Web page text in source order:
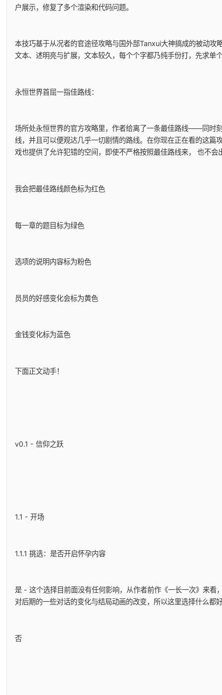
户展示，修复了多个渲染和代码问题。
本技巧基于从况者的官途径攻略与国外部Tanxui大神搞成的被动攻
文本、述明亮与扩展，文本较久，每个个字都乃纯手份打，先求单
永恒世界首屈一指佳路线：
场所处永恒世界的官方攻略里，作者给离了一条最佳路线——同时
线，并且可以便观达几乎一切剧情的路线。在你现在正在看的这篇
戏也提供了允许犯错的空间，即使不严格按照最佳路线来， 也不会
我会把最佳路线颜色标为红色
每一章的题目标为绿色
选项的说明内容标为粉色
员员的好感变化会标为黄色
金钱变化标为蓝色
下面正文动手！
v0.1 - 信仰之跃
1.1 - 开场
1.1.1 挑选：是否开启怀孕内容
是 - 这个选择目前面没有任何影响，从作者前作《一长一次》来看
对后期的一些对话的变化与结局动画的改变，所以这里选择什么都
否